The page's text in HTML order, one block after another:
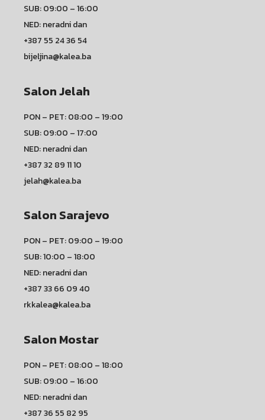
SUB: 09:00 – 16:00
NED: neradni dan
+387 55 24 36 54
bijeljina@kalea.ba
Salon Jelah
PON – PET: 08:00 – 19:00
SUB: 09:00 – 17:00
NED: neradni dan
+387 32 89 11 10
jelah@kalea.ba
Salon Sarajevo
PON – PET: 09:00 – 19:00
SUB: 10:00 – 18:00
NED: neradni dan
+387 33 66 09 40
rkkalea@kalea.ba
Salon Mostar
PON – PET: 08:00 – 18:00
SUB: 09:00 – 16:00
NED: neradni dan
+387 36 55 82 95